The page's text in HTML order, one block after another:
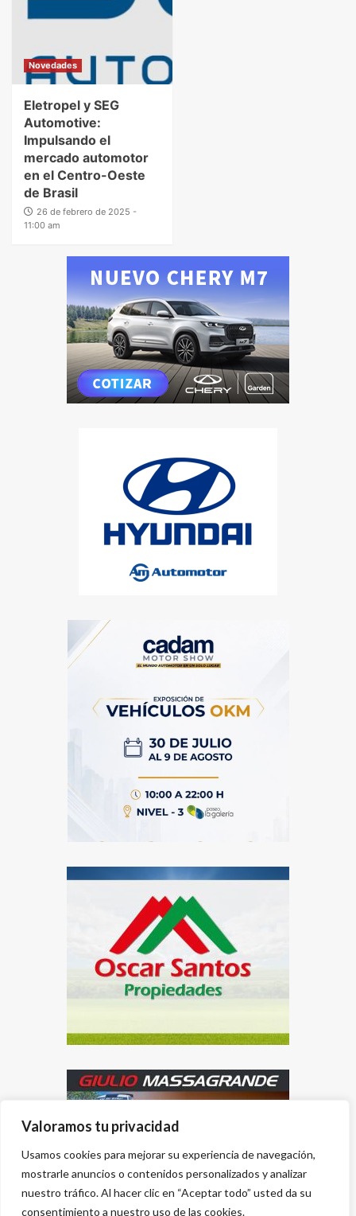
Valoramos tu privacidad
Usamos cookies para mejorar su experiencia de navegación,
mostrarle anuncios o contenidos personalizados y analizar
nuestro tráfico. Al hacer clic en “Aceptar todo” usted da su
consentimiento a nuestro uso de las cookies.
Novedades
Eletropel y SEG
Automotive:
Impulsando el
mercado automotor
en el Centro-Oeste
de Brasil
26 de febrero de 2025 -
11:00 am